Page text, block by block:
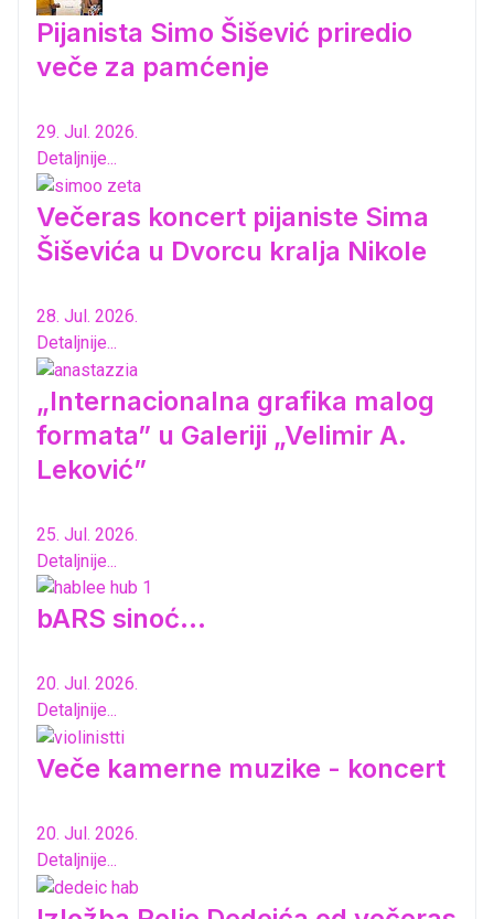
Pijanista Simo Šišević priredio
veče za pamćenje
29. Jul. 2026.
Detaljnije...
Večeras koncert pijaniste Sima
Šiševića u Dvorcu kralja Nikole
28. Jul. 2026.
Detaljnije...
„Internacionalna grafika malog
formata” u Galeriji „Velimir A.
Leković”
25. Jul. 2026.
Detaljnije...
bARS sinoć...
20. Jul. 2026.
Detaljnije...
Veče kamerne muzike - koncert
20. Jul. 2026.
Detaljnije...